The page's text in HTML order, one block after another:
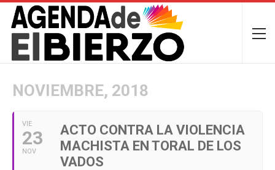
NOVIEMBRE, 2018
VIE
23
NOV
ACTO CONTRA LA VIOLENCIA
MACHISTA EN TORAL DE LOS
VADOS